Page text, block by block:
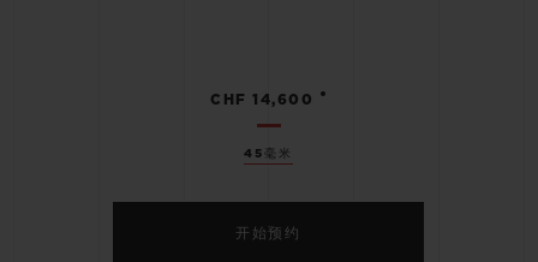
45毫米
CHF 14,600 •
开始预约